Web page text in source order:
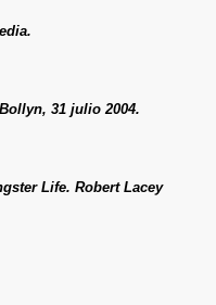
31 julio 2004.
Life. Robert Lacey